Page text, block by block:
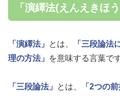
「演繹法(えんえきほ
「演繹法」 とは、
「三段論法
理の方法」
を意味する言葉です
「三段論法」 とは、
「2つの